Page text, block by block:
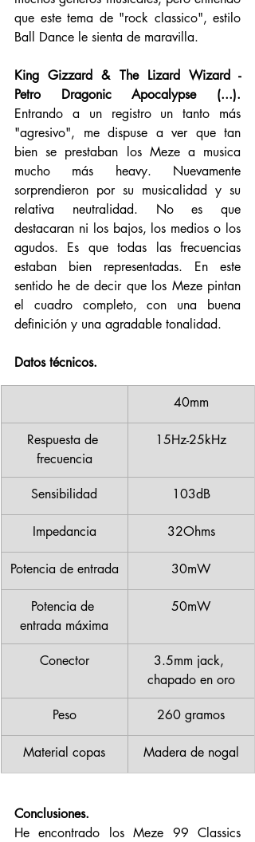
que este tema de "rock classico", estilo
Ball Dance le sienta de maravilla.
King Gizzard & The Lizard Wizard -
Petro Dragonic Apocalypse (...).
Entrando a un registro un tanto más
"agresivo", me dispuse a ver que tan
bien se prestaban los Meze a musica
mucho más heavy. Nuevamente
sorprendieron por su musicalidad y su
relativa neutralidad. No es que
destacaran ni los bajos, los medios o los
agudos. Es que todas las frecuencias
estaban bien representadas. En este
sentido he de decir que los Meze pintan
el cuadro completo, con una buena
definición y una agradable tonalidad.
Datos técnicos.
40mm
Respuesta de
frecuencia
15Hz-25kHz
Sensibilidad 103dB
Impedancia 32Ohms
Potencia de entrada 30mW
Potencia de
entrada máxima
50mW
Conector
3.5mm jack,
chapado en oro
Peso 260 gramos
Material copas Madera de nogal
Conclusiones.
He encontrado los Meze 99 Classics